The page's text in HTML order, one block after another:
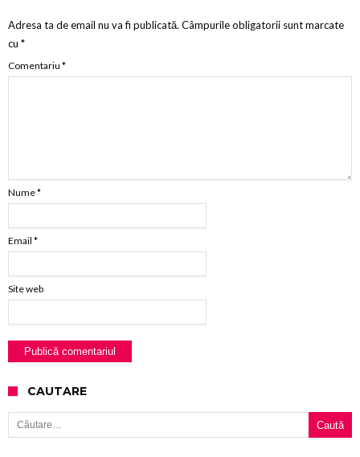
Adresa ta de email nu va fi publicată. Câmpurile obligatorii sunt marcate
cu *
Comentariu *
Nume*
Email *
Site web
CAUTARE
Caută după: